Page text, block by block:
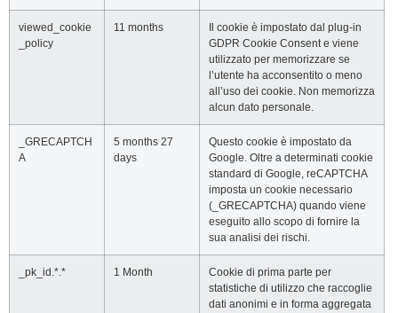
viewed_cookie
_policy
11 months
Il cookie è impostato dal plug-in
GDPR Cookie Consent e viene
utilizzato per memorizzare se
l’utente ha acconsentito o meno
all’uso dei cookie. Non memorizza
alcun dato personale.
_GRECAPTCH
A
5 months 27
days
Questo cookie è impostato da
Google. Oltre a determinati cookie
standard di Google, reCAPTCHA
imposta un cookie necessario
(_GRECAPTCHA) quando viene
eseguito allo scopo di fornire la
sua analisi dei rischi.
_pk_id.*.* 1 Month
Cookie di prima parte per
statistiche di utilizzo che raccoglie
dati anonimi e in forma aggregata